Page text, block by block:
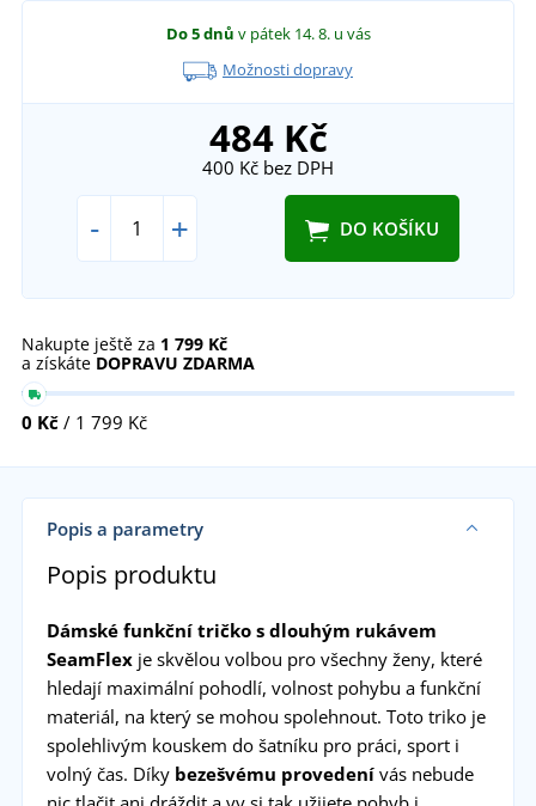
Do 5 dnů v pátek 14. 8. u vás
Možnosti dopravy
484 Kč
400 Kč bez DPH
- + DO KOŠÍKU
Nakupte ještě za 1 799 Kč
a získáte DOPRAVU ZDARMA
0 Kč / 1 799 Kč
Popis a parametry
Popis produktu
Dámské funkční tričko s dlouhým rukávem
SeamFlexje skvělou volbou pro všechny ženy, které
hledají maximální pohodlí, volnost pohybu a funkční
materiál, na který se mohou spolehnout. Toto triko je
spolehlivým kouskem do šatníku pro práci, sport i
volný čas. Díky bezešvému provedenívás nebude